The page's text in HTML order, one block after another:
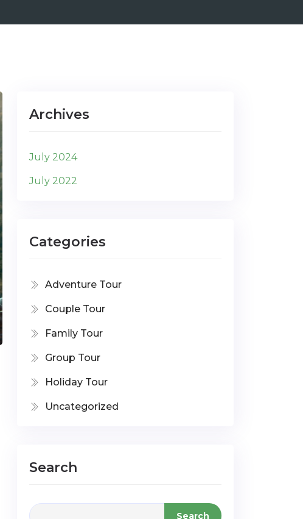
Archives
July 2024
July 2022
Categories
Adventure Tour
Couple Tour
Family Tour
Group Tour
Holiday Tour
Uncategorized
Search
Search